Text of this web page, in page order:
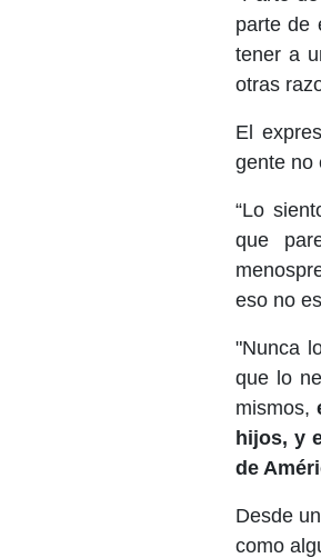
parte de
tener a
otras
El
gente no
“Lo
que
eso no
"Nunca
que lo
mismos,
hijos, y
de
Desde
como